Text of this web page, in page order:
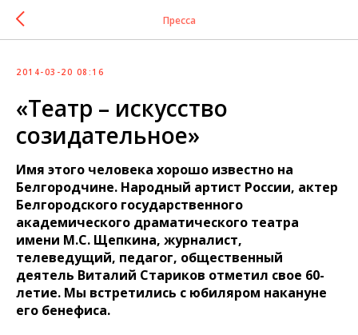
Пресса
2014-03-20 08:16
«Театр – искусство
созидательное»
Имя этого человека хорошо известно на
Белгородчине. Народный артист России, актер
Белгородского государственного
академического драматического театра
имени М.С. Щепкина, журналист,
телеведущий, педагог, общественный
деятель Виталий Стариков отметил свое 60-
летие. Мы встретились с юбиляром накануне
его бенефиса.